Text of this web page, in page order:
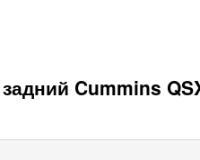
Cummins